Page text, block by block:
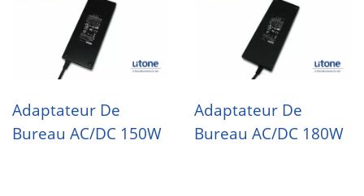
Adaptateur De
Bureau AC/DC 150W
Adaptateur De
Bureau AC/DC 180W